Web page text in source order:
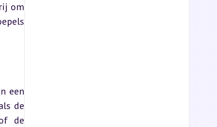
om
een
de
de